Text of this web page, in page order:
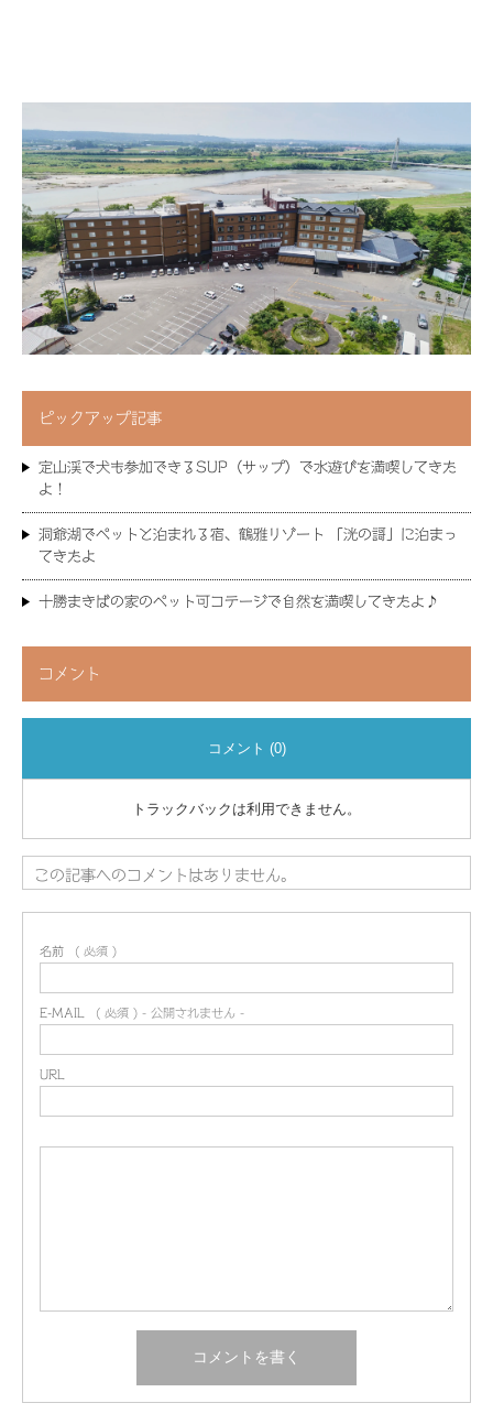
ピックアップ記事
定山渓で犬も参加できるSUP（サップ）で水遊びを満喫してきた
よ！
洞爺湖でペットと泊まれる宿、鶴雅リゾート 「洸の謌」に泊まっ
てきたよ
十勝まきばの家のペット可コテージで自然を満喫してきたよ♪
コメント
コメント (0)
トラックバックは利用できません。
この記事へのコメントはありません。
名前 ( 必須 )
E-MAIL ( 必須 ) - 公開されません -
URL